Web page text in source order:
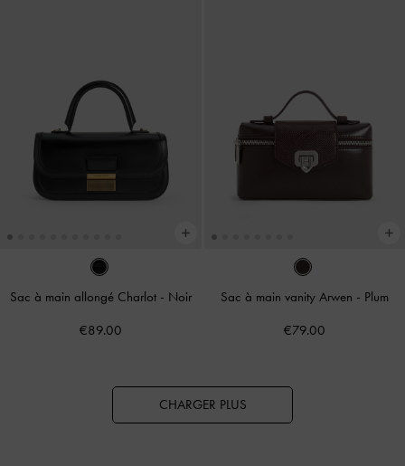
Sac à main allongé Charlot - Noir
€89.00
Sac à main vanity Arwen - Plum
€79.00
CHARGER PLUS